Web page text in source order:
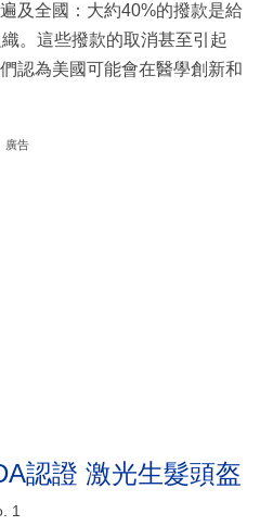
及全國：大約40%的撥款是給
。這些撥款的取消甚至引起
認為美國可能會在醫學創新和
廣告
認證 激光生髮頭盔
1